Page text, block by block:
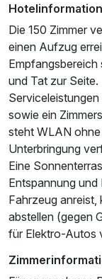
Ausstattung
Zusatznächte
Für 3 Tage
Doppelzimmer
Hotelinformation
Die 150 Zimmer
einen Aufzug
und Tat zur
sowie ein
steht WLAN
Unterbringung
Eine
Entspannung und
Fahrzeug anreist,
abstellen (gegen
für Elektro-Autos